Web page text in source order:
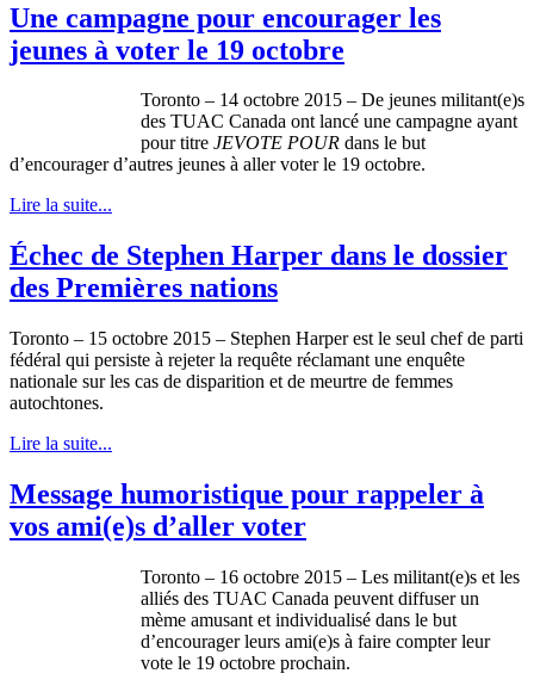
Une campagne pour encourager les
jeunes à voter le 19 octobre
Toronto – 14 octobre 2015 – De jeunes militant(e)s
des TUAC Canada ont lancé une campagne ayant
pour titre JEVOTE POUR dans le but
d’encourager d’autres jeunes à aller voter le 19 octobre.
Lire la suite...
Échec de Stephen Harper dans le dossier
des Premières nations
Toronto – 15 octobre 2015 – Stephen Harper est le seul chef de parti
fédéral qui persiste à rejeter la requête réclamant une enquête
nationale sur les cas de disparition et de meurtre de femmes
autochtones.
Lire la suite...
Message humoristique pour rappeler à
vos ami(e)s d’aller voter
Toronto – 16 octobre 2015 – Les militant(e)s et les
alliés des TUAC Canada peuvent diffuser un
mème amusant et individualisé dans le but
d’encourager leurs ami(e)s à faire compter leur
vote le 19 octobre prochain.